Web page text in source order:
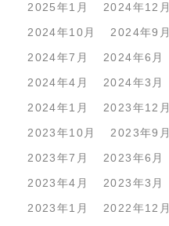
2025年1月 2024年12月
2024年10月
2024年9月
2024年7月
2024年6月
2024年4月
2024年3月
2024年1月
2023年12月
2023年10月
2023年9月
2023年7月
2023年6月
2023年4月
2023年3月
2023年1月
2022年12月